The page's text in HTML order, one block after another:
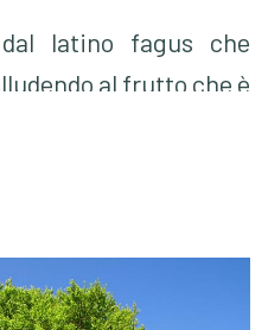
latino fagus che
al frutto che è
metri di altezza e